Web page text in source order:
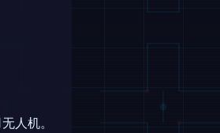
人机。